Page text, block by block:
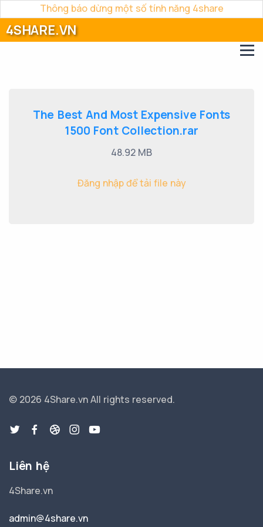
Thông báo dừng một số tính năng 4share
4SHARE.VN
The Best And Most Expensive Fonts
1500 Font Collection.rar
48.92 MB
Đăng nhập để tải file này
© 2026 4Share.vnAll rights reserved.
Liên hệ
4Share.vn
admin@4share.vn